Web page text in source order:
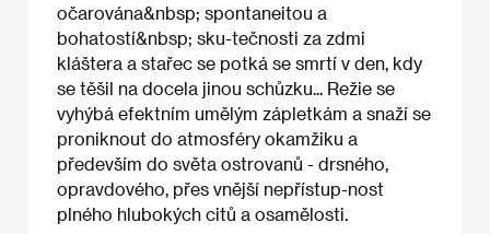
očarována&nbsp; spontaneitou a
bohatostí&nbsp; sku-tečnosti za zdmi
kláštera a stařec se potká se smrtí v den, kdy
se těšil na docela jinou schůzku... Režie se
vyhýbá efektním umělým zápletkám a snaží se
proniknout do atmosféry okamžiku a
především do světa ostrovanů - drsného,
opravdového, přes vnější nepřístup-nost
plného hlubokých citů a osamělosti.